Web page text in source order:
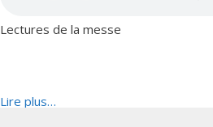
Lectures de la messe
Lire plus…